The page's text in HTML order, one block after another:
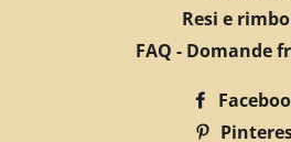
Resi e
FAQ - Domande